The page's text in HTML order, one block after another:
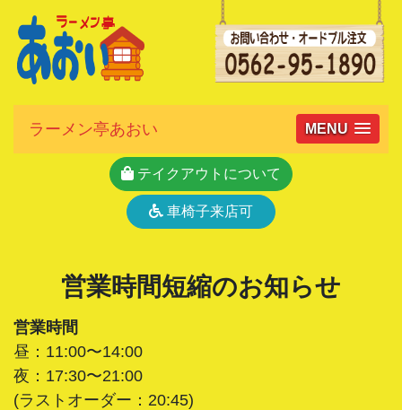
ラーメン亭あおい MENU
テイクアウトについて
車椅子来店可
営業時間短縮のお知らせ
営業時間
昼：11:00〜14:00
夜：17:30〜21:00
(ラストオーダー：20:45)